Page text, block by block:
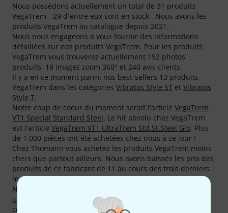
Nous possédons actuellement un total de 31 produits
VegaTrem - 29 d´entre eux sont en stock . Nous avons les
produits VegaTrem au catalogue depuis 2021.
Nous nous engageons à vous fournir des informations
détaillées sur nos produits VegaTrem. Pour les produits
VegaTrem vous trouverez actuellement 192 photos
produits, 18 images zoom 360° et 240 avis clients.
Il y a en ce moment parmi nos best-sellers 13 produits
VegaTrem dans les catégories Vibratos Style ST et Vibratos
Style T.
Notre coup de coeur du moment serait l'article VegaTrem
VT1 Special Standard Steel. Le hit absolu chez VegaTrem
est l'article VegaTrem VT1 UltraTrem Std.St.Steel Glo. Plus
de 1.000 pièces ont été achetées chez nous à ce jour !
Chez Thomann vous achetez les produits VegaTrem moins
chers que partout ailleurs. Nous avons baissés les prix des
produits de ce fabricant de 11 au cours des trois derniers
mois.
Nous offrons aussi pour les produits VegaTrem notre
garantie 30 jours satisfait ou remboursé, 3 ans de tout
comme de nombreux services tels que des conseils